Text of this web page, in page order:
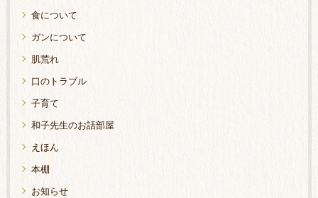
食について
ガンについて
肌荒れ
口のトラブル
子育て
和子先生のお話部屋
えほん
本棚
お知らせ